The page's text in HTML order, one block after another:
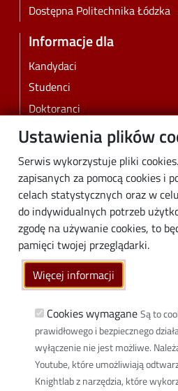
Ustawienia plików
Serwis wykorzystuje pliki
zapisanych za pomocą cookies i
celach statystycznych oraz w
do indywidualnych potrzeb
zgodę na używanie cookies, to
pamięci twojej przeglądarki.
Więcej informacji
Cookies wymagane Są to
prawidłowego i bezpiecznego
wyłączenie nie jest możliwe.
Youtube, które umożliwiają
Knightlab z narzędzia, które
Dostępna Politechnika Łódzka
Informacje dla
Kandydaci
Studenci
Doktoranci
Pracownicy
Biznes
Media
Społeczność lokalna
Linki
Wikamp
Poczta elektroniczna
Biblioteka PŁ
Dyscypliny naukowe w PŁ
Inicjatywa Doskonałości
BIP